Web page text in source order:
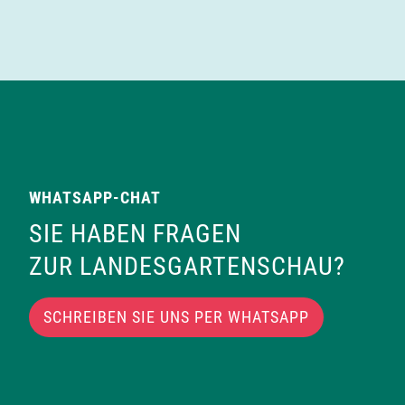
WHATSAPP-CHAT
SIE HABEN FRAGEN
ZUR LANDESGARTENSCHAU?
SCHREIBEN SIE UNS PER WHATSAPP